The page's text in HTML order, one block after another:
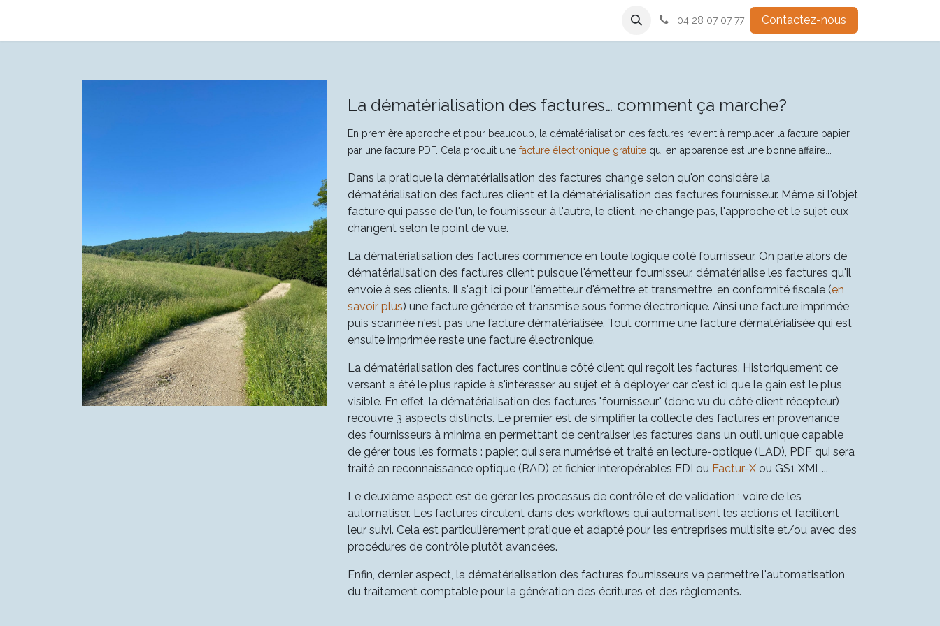
Plateforme de dématérialisation partenaire Fonctionnalité
04 28 07 07 77 Contactez-nous
La dématérialisation des factures… comment ça marche?
En première approche et pour beaucoup, la dématérialisation des factures revient à remplacer la facture papier
par une facture PDF. Cela produit une facture électronique gratuite qui en apparence est une bonne affaire...
Dans la pratique la dématérialisation des factures change selon qu'on considère la
dématérialisation des factures client et la dématérialisation des factures fournisseur. Même si l'objet
facture qui passe de l'un, le fournisseur, à l'autre, le client, ne change pas, l'approche et le sujet eux
changent selon le point de vue.
La dématérialisation des factures commence en toute logique côté fournisseur. On parle alors de
dématérialisation des factures client puisque l'émetteur, fournisseur, dématérialise les factures qu'il
envoie à ses clients. Il s'agit ici pour l'émetteur d'émettre et transmettre, en conformité fiscale (en
savoir plus) une facture générée et transmise sous forme électronique. Ainsi une facture imprimée
puis scannée n'est pas une facture dématérialisée. Tout comme une facture dématérialisée qui est
ensuite imprimée reste une facture électronique.
La dématérialisation des factures continue côté client qui reçoit les factures. Historiquement ce
versant a été le plus rapide à s'intéresser au sujet et à déployer car c'est ici que le gain est le plus
visible. En effet, la dématérialisation des factures "fournisseur" (donc vu du côté client récepteur)
recouvre 3 aspects distincts. Le premier est de simplifier la collecte des factures en provenance
des fournisseurs à minima en permettant de centraliser les factures dans un outil unique capable
de gérer tous les formats : papier, qui sera numérisé et traité en lecture-optique (LAD), PDF qui sera
traité en reconnaissance optique (RAD) et fichier interopérables EDI ou Factur-X ou GS1 XML...
Le deuxième aspect est de gérer les processus de contrôle et de validation ; voire de les
automatiser. Les factures circulent dans des workflows qui automatisent les actions et facilitent
leur suivi. Cela est particulièrement pratique et adapté pour les entreprises multisite et/ou avec des
procédures de contrôle plutôt avancées.
Enfin, dernier aspect, la dématérialisation des factures fournisseurs va permettre l'automatisation
du traitement comptable pour la génération des écritures et des règlements.